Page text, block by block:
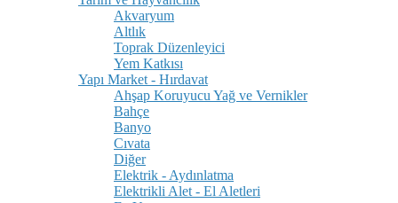
Akvaryum
Altlık
Toprak Düzenleyici
Yem Katkısı
Yapı Market - Hırdavat
Ahşap Koruyucu Yağ ve Vernikler
Bahçe
Banyo
Cıvata
Diğer
Elektrik - Aydınlatma
Elektrikli Alet - El Aletleri